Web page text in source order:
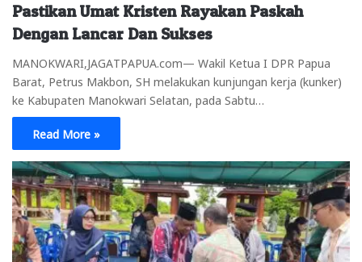
Pastikan Umat Kristen Rayakan Paskah
Dengan Lancar Dan Sukses
MANOKWARI,JAGATPAPUA.com— Wakil Ketua I DPR Papua
Barat, Petrus Makbon, SH melakukan kunjungan kerja (kunker)
ke Kabupaten Manokwari Selatan, pada Sabtu…
Read More »